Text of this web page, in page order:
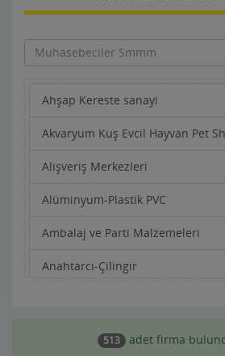
Ahşap Kereste sanayi
Akvaryum Kuş Evcil Hayvan Pet
Alışveriş Merkezleri
Alüminyum-Plastik PVC
Ambalaj ve Parti Malzemeleri
Anahtarcı-Çilingir
Aracı Kurumlar
513 adet firma